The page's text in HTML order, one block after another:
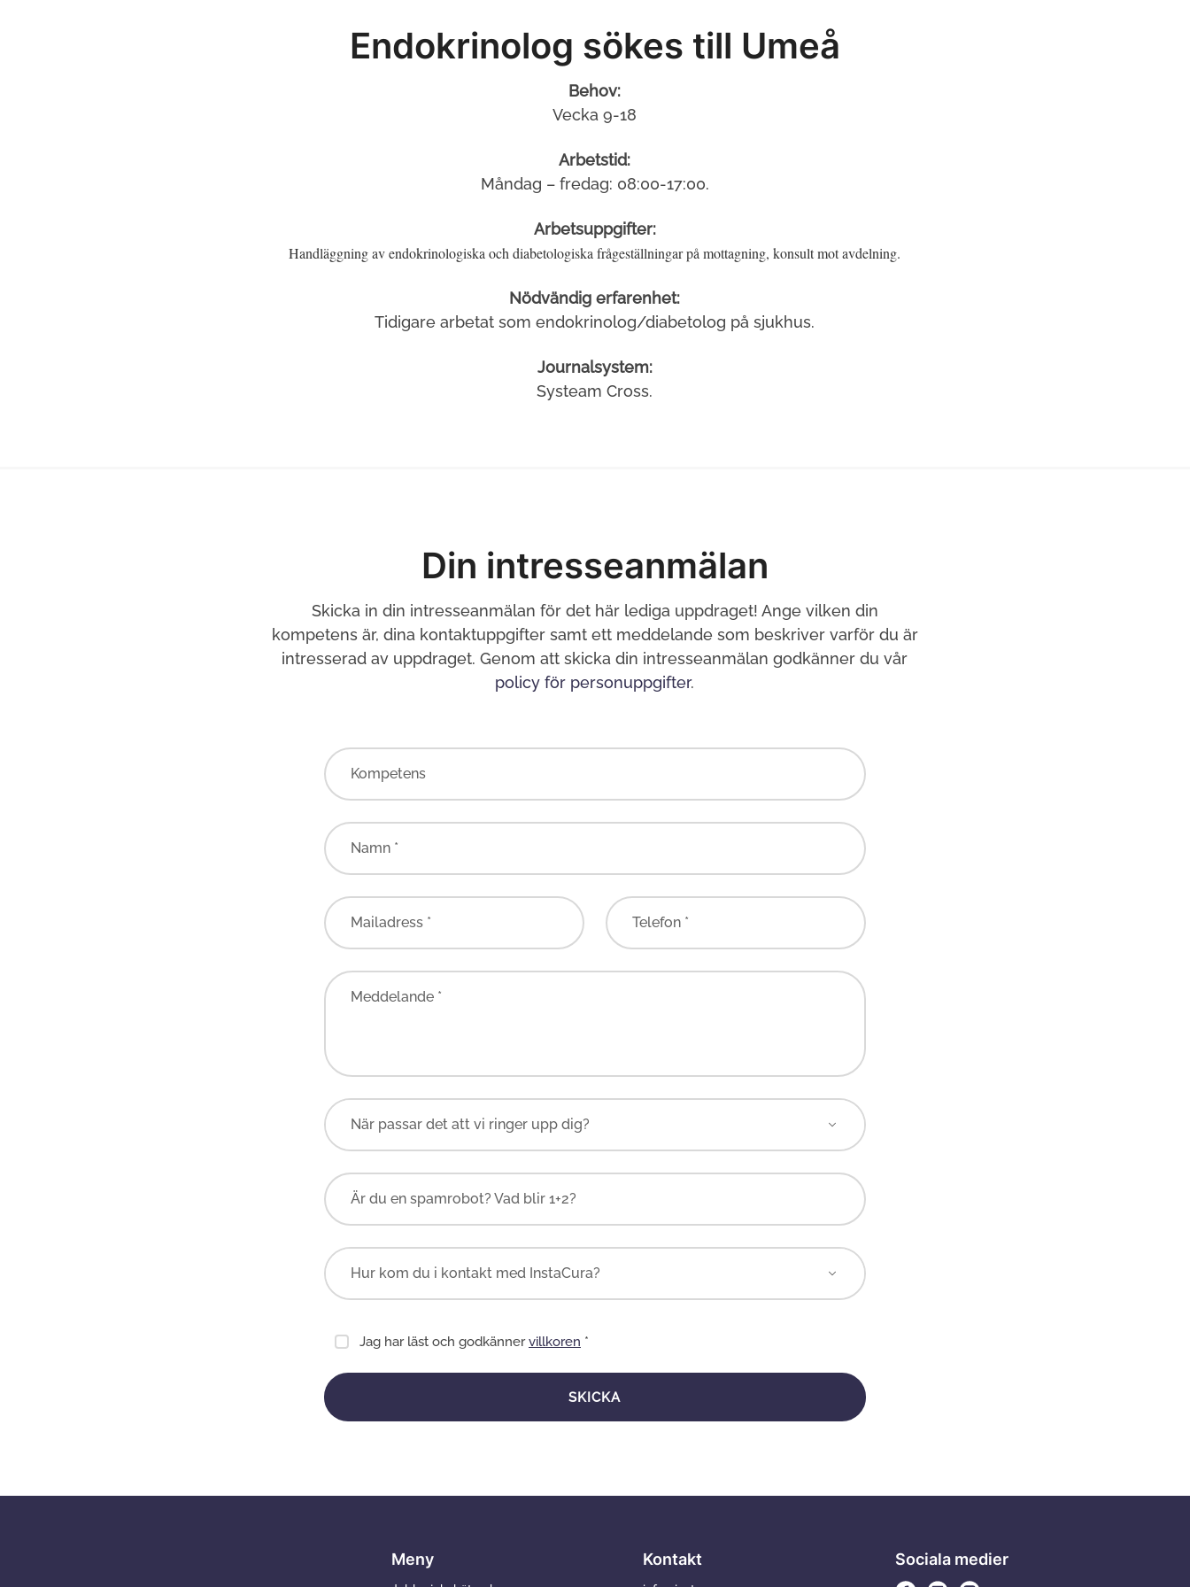
Endokrinolog sökes till Umeå
Behov:
Vecka 9-18
Arbetstid:
Måndag – fredag: 08:00-17:00.
Arbetsuppgifter:
Handläggning av endokrinologiska och diabetologiska frågeställningar på mottagning, konsult mot avdelning.
Nödvändig erfarenhet:
Tidigare arbetat som endokrinolog/diabetolog på sjukhus.
Journalsystem:
Systeam Cross.
Din intresseanmälan
Skicka in din intresseanmälan för det här lediga uppdraget! Ange vilken din
kompetens är, dina kontaktuppgifter samt ett meddelande som beskriver varför du är
intresserad av uppdraget. Genom att skicka din intresseanmälan godkänner du vår
policy för personuppgifter.
Kompetens
Namn *
Mailadress * Telefon *
Meddelande *
Är du en spamrobot? Vad blir 1+2?
Jag har läst och godkännervillkoren *
SKICKA
Meny Kontakt Sociala medier